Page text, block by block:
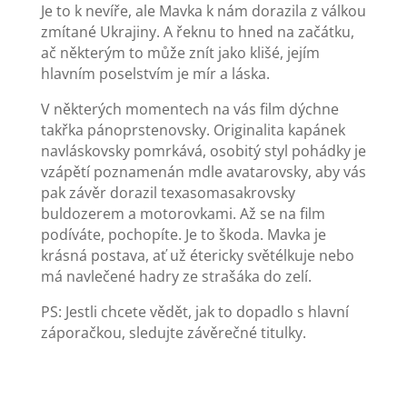
Je to k nevíře, ale Mavka k nám dorazila z válkou
zmítané Ukrajiny. A řeknu to hned na začátku,
ač některým to může znít jako klišé, jejím
hlavním poselstvím je mír a láska.
V některých momentech na vás film dýchne
takřka pánoprstenovsky. Originalita kapánek
navláskovsky pomrkává, osobitý styl pohádky je
vzápětí poznamenán mdle avatarovsky, aby vás
pak závěr dorazil texasomasakrovsky
buldozerem a motorovkami. Až se na film
podíváte, pochopíte. Je to škoda. Mavka je
krásná postava, ať už étericky světélkuje nebo
má navlečené hadry ze strašáka do zelí.
PS: Jestli chcete vědět, jak to dopadlo s hlavní
záporačkou, sledujte závěrečné titulky.